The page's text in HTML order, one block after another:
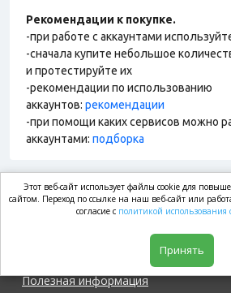
Рекомендации к покупке.
-при работе с аккаунтами
-сначала купите небольшое
и протестируйте их
-рекомендации по использованию
аккаунтов: рекомендации
-при помощи каких сервисов можно
аккаунтами: подборка
market.com
Полезная информация
Этот веб-сайт использует файлы cookie для
сайтом. Переход по ссылке на наш веб-сайт или
согласие с политикой использования
Принять